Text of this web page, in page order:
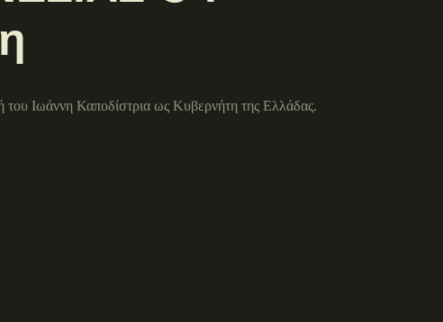
του Ιωάννη Καποδίστρια ως Κυβερνήτη της Ελλάδας.